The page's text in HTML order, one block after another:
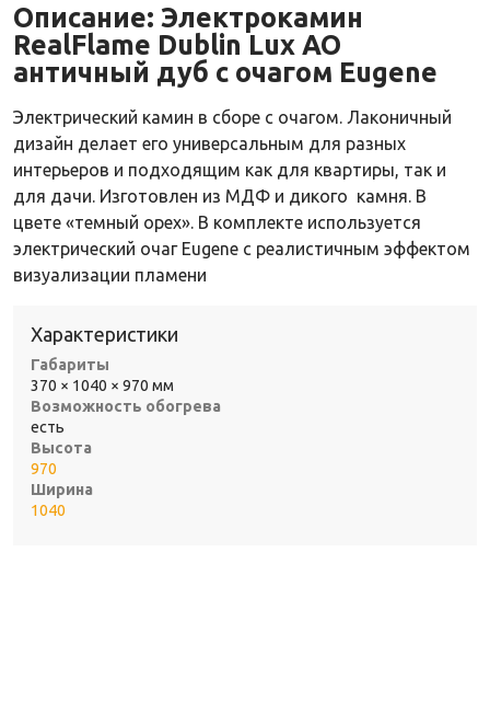
Описание: Электрокамин
RealFlame Dublin Lux AO
античный дуб с очагом Eugene
Электрический камин в сборе с очагом. Лаконичный
дизайн делает его универсальным для разных
интерьеров и подходящим как для квартиры, так и
для дачи. Изготовлен из МДФ и дикого камня. В
цвете «темный орех». В комплекте используется
электрический очаг Eugene с реалистичным эффектом
визуализации пламени
Характеристики
Габариты
370 × 1040 × 970 мм
Возможность обогрева
есть
Высота
970
Ширина
1040